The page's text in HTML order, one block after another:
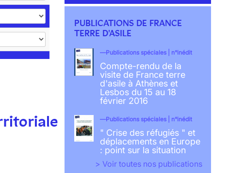
PUBLICATIONS DE FRANCE
TERRE D'ASILE
Publications spéciales | n°inédit
Compte-rendu de la
visite de France terre
d'asile à Athènes et
Lesbos du 15 au 18
février 2016
Publications spéciales | n°inédit
" Crise des réfugiés " et
déplacements en Europe
: point sur la situation
> Voir toutes nos publications